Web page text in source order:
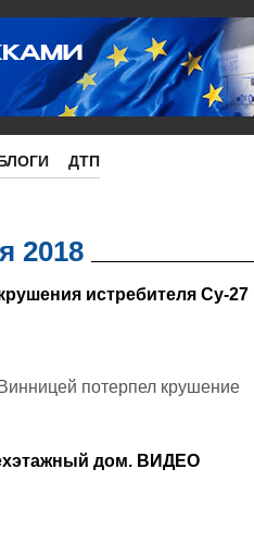
ДТП
2018
истребителя Су-27
потерпел крушение
дом. ВИДЕО